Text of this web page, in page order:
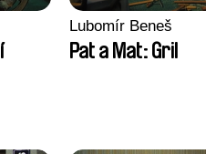
Lubomír Beneš
Pat a Mat: Gril